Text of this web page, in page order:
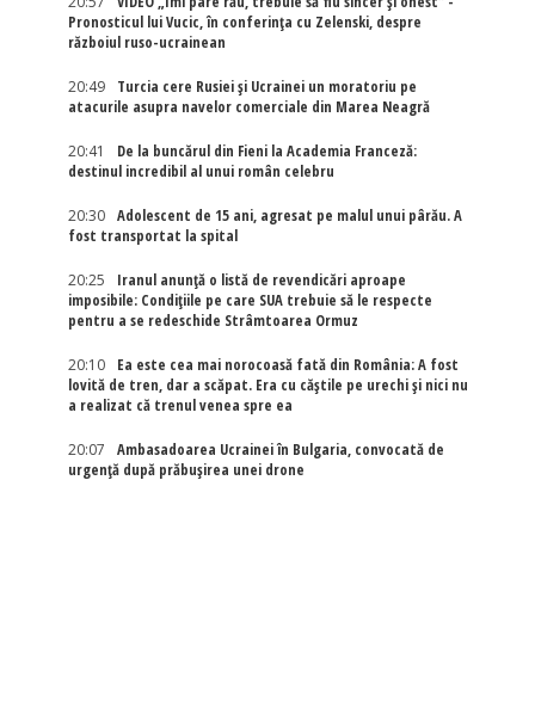
Pronosticul lui Vucic, în conferința cu Zelenski, despre
războiul ruso-ucrainean
20:49
Turcia cere Rusiei și Ucrainei un moratoriu pe
atacurile asupra navelor comerciale din Marea Neagră
20:41
De la buncărul din Fieni la Academia Franceză:
destinul incredibil al unui român celebru
20:30
Adolescent de 15 ani, agresat pe malul unui pârău. A
fost transportat la spital
20:25
Iranul anunță o listă de revendicări aproape
imposibile: Condițiile pe care SUA trebuie să le respecte
pentru a se redeschide Strâmtoarea Ormuz
20:10
Ea este cea mai norocoasă fată din România: A fost
lovită de tren, dar a scăpat. Era cu căștile pe urechi și nici nu
a realizat că trenul venea spre ea
20:07
Ambasadoarea Ucrainei în Bulgaria, convocată de
urgență după prăbușirea unei drone